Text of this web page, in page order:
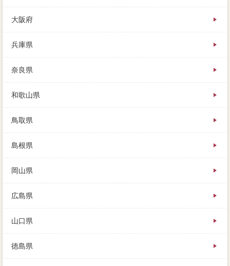
大阪府
兵庫県
奈良県
和歌山県
鳥取県
島根県
岡山県
広島県
山口県
徳島県